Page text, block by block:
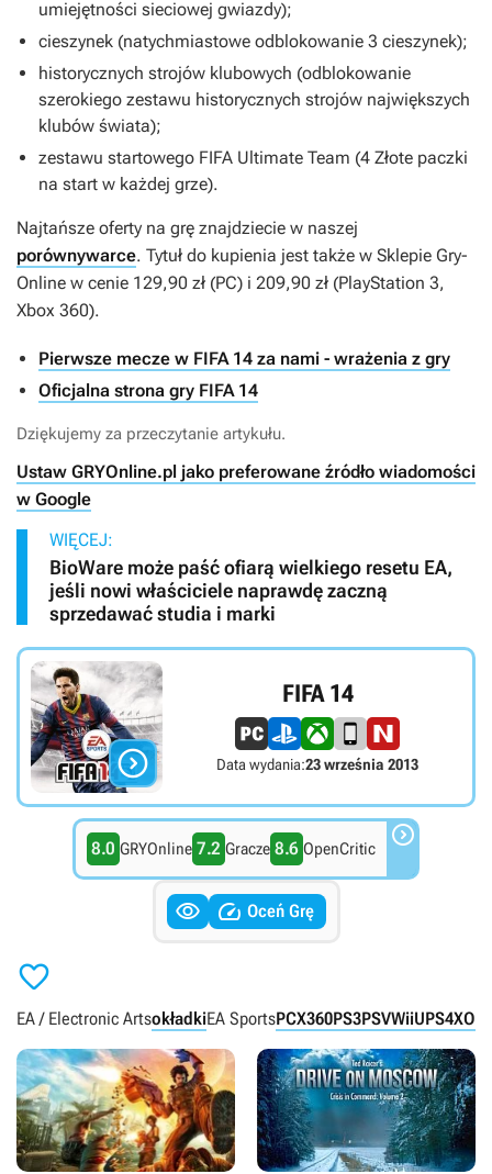
umiejętności sieciowej gwiazdy);
cieszynek (natychmiastowe odblokowanie 3 cieszynek);
historycznych strojów klubowych (odblokowanie
szerokiego zestawu historycznych strojów największych
klubów świata);
zestawu startowego FIFA Ultimate Team (4 Złote paczki
na start w każdej grze).
Najtańsze oferty na grę znajdziecie w naszej
porównywarce. Tytuł do kupienia jest także w Sklepie Gry-
Online w cenie 129,90 zł (PC) i 209,90 zł (PlayStation 3,
Xbox 360).
Pierwsze mecze w FIFA 14 za nami - wrażenia z gry
Oficjalna strona gry FIFA 14
Dziękujemy za przeczytanie artykułu.
Ustaw GRYOnline.pl jako preferowane źródło wiadomości
w Google
WIĘCEJ:
BioWare może paść ofiarą wielkiego resetu EA,
jeśli nowi właściciele naprawdę zaczną
sprzedawać studia i marki

FIFA 14
Data wydania:23 września 2013
8.0 GRYOnline 7.2 Gracze 8.6 OpenCritic 
  Oceń Grę

EA / Electronic ArtsokładkiEA SportsPCX360PS3PSVWiiUPS4